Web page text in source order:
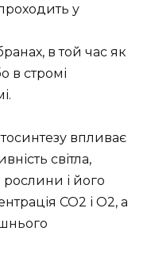
у
в той час як
в стромі
впливає
світла,
і його
СО2 і О2, а